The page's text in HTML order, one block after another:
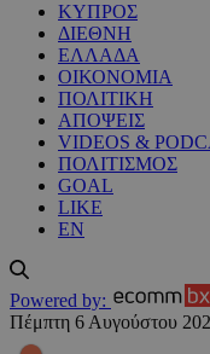
ΚΥΠΡΟΣ
ΔΙΕΘΝΗ
ΕΛΛΑΔΑ
ΟΙΚΟΝΟΜΙΑ
ΠΟΛΙΤΙΚΗ
ΑΠΟΨΕΙΣ
VIDEOS &
ΠΟΛΙΤΙΣΜΟΣ
GOAL
LIKE
EN
Powered by:
Πέμπτη 6 Αυγούστου